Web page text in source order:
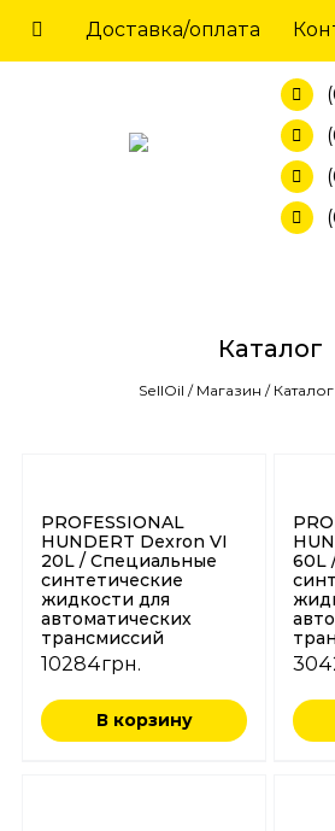
Доставка/оплата
Каталог
SellOil / Магазин / Каталог
PROFESSIONAL
HUNDERT Dexron VI
20L / Специальные
синтетические
жидкости для
автоматических
трансмиссий
10284грн.
В корзину
60L